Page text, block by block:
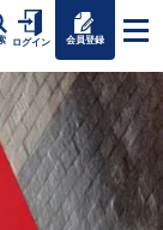
ログイン 会員登録